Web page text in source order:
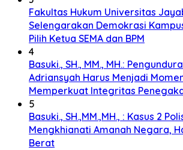
Fakultas Hukum Universitas
Selengarakan Demokrasi
Pilih Ketua SEMA dan BPM
4
Basuki., SH., MM., MH.:
Adriansyah Harus Menjadi
Memperkuat Integritas
5
Basuki., SH.,MM.,MH., : Kasus 2
Mengkhianati Amanah Negara,
Berat